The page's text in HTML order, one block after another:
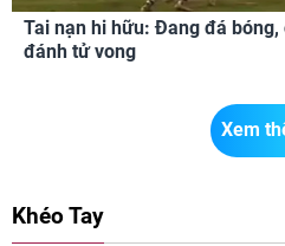
Tai nạn hi hữu: Đang đá
đánh tử vong
Xem
Khéo Tay